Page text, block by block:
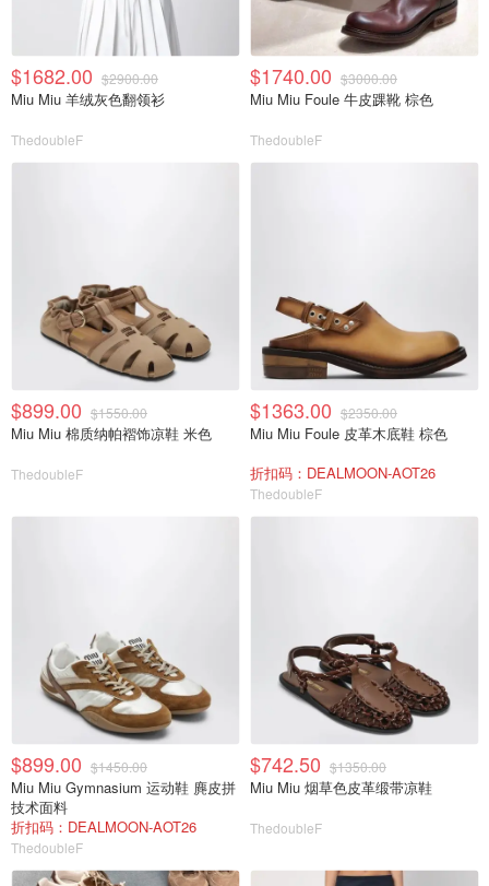
$1682.00 $2900.00
Miu Miu 羊绒灰色翻领衫
ThedoubleF
$1740.00 $3000.00
Miu Miu Foule 牛皮踝靴 棕色
ThedoubleF
$899.00 $1550.00
Miu Miu 棉质纳帕褶饰凉鞋 米色
ThedoubleF
$1363.00 $2350.00
Miu Miu Foule 皮革木底鞋 棕色
折扣码：DEALMOON-AOT26
ThedoubleF
$899.00 $1450.00
Miu Miu Gymnasium 运动鞋 麂皮拼
技术面料
折扣码：DEALMOON-AOT26
ThedoubleF
$742.50 $1350.00
Miu Miu 烟草色皮革缎带凉鞋
ThedoubleF